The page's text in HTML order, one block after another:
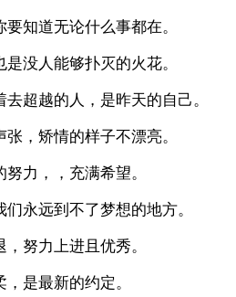
知道无论什么事都在。
没人能够扑灭的火花。
超越的人，是昨天的自己。
，矫情的样子不漂亮。
力，，充满希望。
永远到不了梦想的地方。
努力上进且优秀。
是最新的约定。